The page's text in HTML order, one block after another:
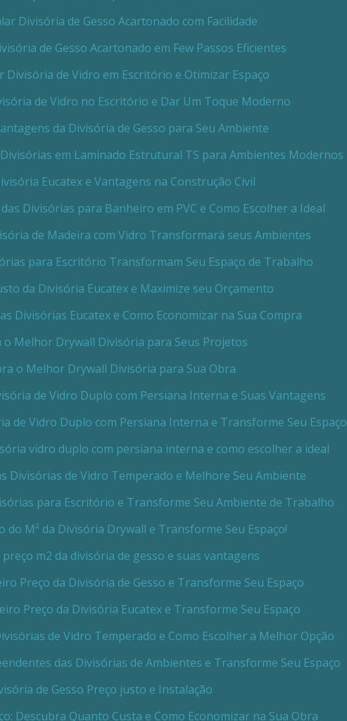
Divisória de Gesso Acartonado com Facilidade
de Gesso Acartonado em Few Passos Eficientes
Divisória de Vidro em Escritório e Otimizar Espaço
de Vidro no Escritório e Dar Um Toque Moderno
da Divisória de Gesso para Seu Ambiente
em Laminado Estrutural TS para Ambientes Modernos
Eucatex e Vantagens na Construção Civil
Divisórias para Banheiro em PVC e Como Escolher a Ideal
de Madeira com Vidro Transformará seus Ambientes
para Escritório Transformam Seu Espaço de Trabalho
da Divisória Eucatex e Maximize seu Orçamento
Divisórias Eucatex e Como Economizar na Sua Compra
o Melhor Drywall Divisória para Seus Projetos
o Melhor Drywall Divisória para Sua Obra
de Vidro Duplo com Persiana Interna e Suas Vantagens
de Vidro Duplo com Persiana Interna e Transforme Seu Espaço
vidro duplo com persiana interna e como escolher a ideal
Divisórias de Vidro Temperado e Melhore Seu Ambiente
para Escritório e Transforme Seu Ambiente de Trabalho
do M² da Divisória Drywall e Transforme Seu Espaço!
m2 da divisória de gesso e suas vantagens
Preço da Divisória de Gesso e Transforme Seu Espaço
Preço da Divisória Eucatex e Transforme Seu Espaço
de Vidro Temperado e Como Escolher a Melhor Opção
das Divisórias de Ambientes e Transforme Seu Espaço
de Gesso Preço justo e Instalação
Descubra Quanto Custa e Como Economizar na Sua Obra